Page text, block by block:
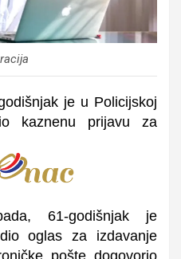
je u Policijskoj
kaznenu prijavu za
61-godišnjak je
oglas za izdavanje
pošte dogovorio